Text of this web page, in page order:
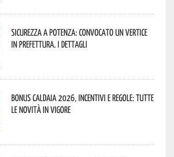
Sicurezza a Potenza: convocato un vertice
in Prefettura. I dettagli
Bonus caldaia 2026, incentivi e regole: tutte
le novità in vigore